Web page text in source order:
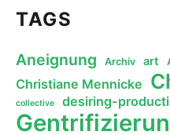
TAGS
Aneignung Archiv art
Christiane Mennicke
collective desiring-